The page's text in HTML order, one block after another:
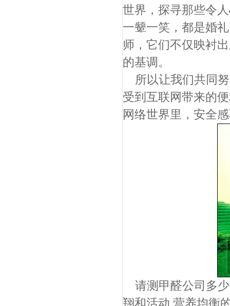
世界，探寻那些令
一颦一笑，都是婚
师，它们不仅映衬
的基调。
所以让我们共同
受到互联网带来的
网络世界里，安全
请测甲醛公司多
翔和活动 营养均衡